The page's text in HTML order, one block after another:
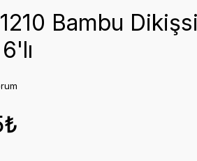
1210 Bambu